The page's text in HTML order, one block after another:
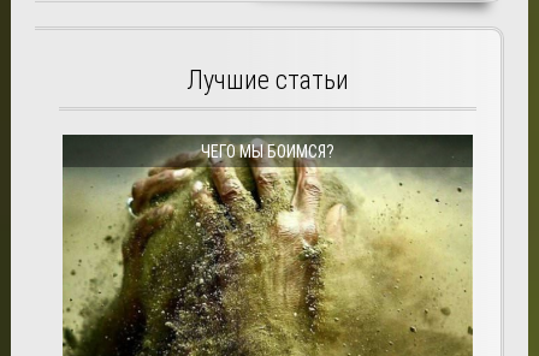
Лучшие статьи
ЧЕГО МЫ БОИМСЯ?